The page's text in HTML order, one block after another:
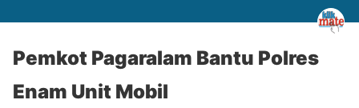
Pemkot Pagaralam Bantu Polres
Enam Unit Mobil